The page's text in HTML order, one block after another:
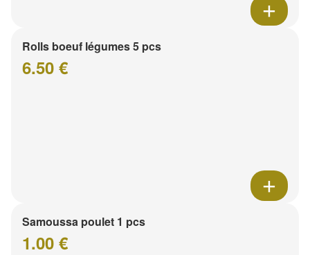
Rolls boeuf légumes 5 pcs
6.50 €
Samoussa poulet 1 pcs
1.00 €